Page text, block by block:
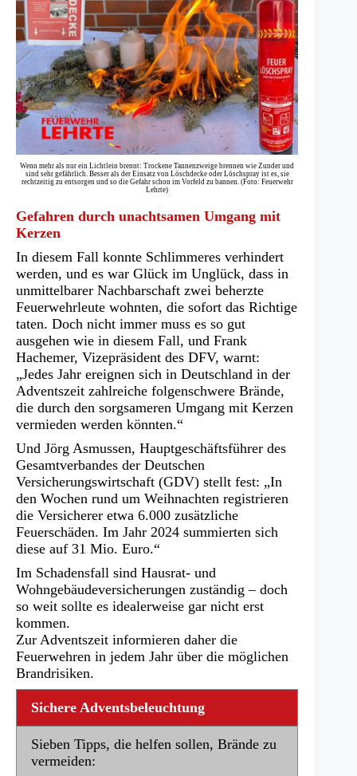
Wenn mehr als nur ein Lichtlein brennt: Trockene Tannenzweige brennen wie Zunder und
sind sehr gefährlich. Besser als der Einsatz von Löschdecke oder Löschspray ist es, sie
rechtzeitig zu entsorgen und so die Gefahr schon im Vorfeld zu bannen. (Foto: Feuerwehr
Lehrte)
Gefahren durch unachtsamen Umgang mit
Kerzen
In diesem Fall konnte Schlimmeres verhindert
werden, und es war Glück im Unglück, dass in
unmittelbarer Nachbarschaft zwei beherzte
Feuerwehrleute wohnten, die sofort das Richtige
taten. Doch nicht immer muss es so gut
ausgehen wie in diesem Fall, und Frank
Hachemer, Vizepräsident des DFV, warnt:
„Jedes Jahr ereignen sich in Deutschland in der
Adventszeit zahlreiche folgenschwere Brände,
die durch den sorgsameren Umgang mit Kerzen
vermieden werden könnten.“
Und Jörg Asmussen, Hauptgeschäftsführer des
Gesamtverbandes der Deutschen
Versicherungswirtschaft (GDV) stellt fest: „In
den Wochen rund um Weihnachten registrieren
die Versicherer etwa 6.000 zusätzliche
Feuerschäden. Im Jahr 2024 summierten sich
diese auf 31 Mio. Euro.“
Im Schadensfall sind Hausrat- und
Wohngebäudeversicherungen zuständig – doch
so weit sollte es idealerweise gar nicht erst
kommen.
Zur Adventszeit informieren daher die
Feuerwehren in jedem Jahr über die möglichen
Brandrisiken.
Sichere Adventsbeleuchtung
Sieben Tipps, die helfen sollen, Brände zu
vermeiden: